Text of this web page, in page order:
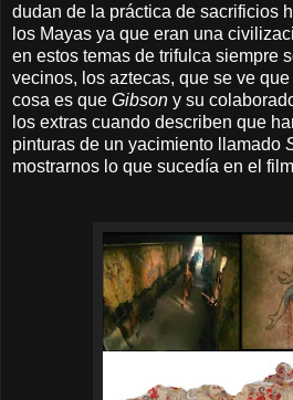
dudan de la práctica de sacrificios
los Mayas ya que eran una
en estos temas de trifulca siempre
vecinos, los aztecas, que se ve
cosa es que Gibson y su
los extras cuando describen que
pinturas de un yacimiento llamado
mostrarnos lo que sucedía en el